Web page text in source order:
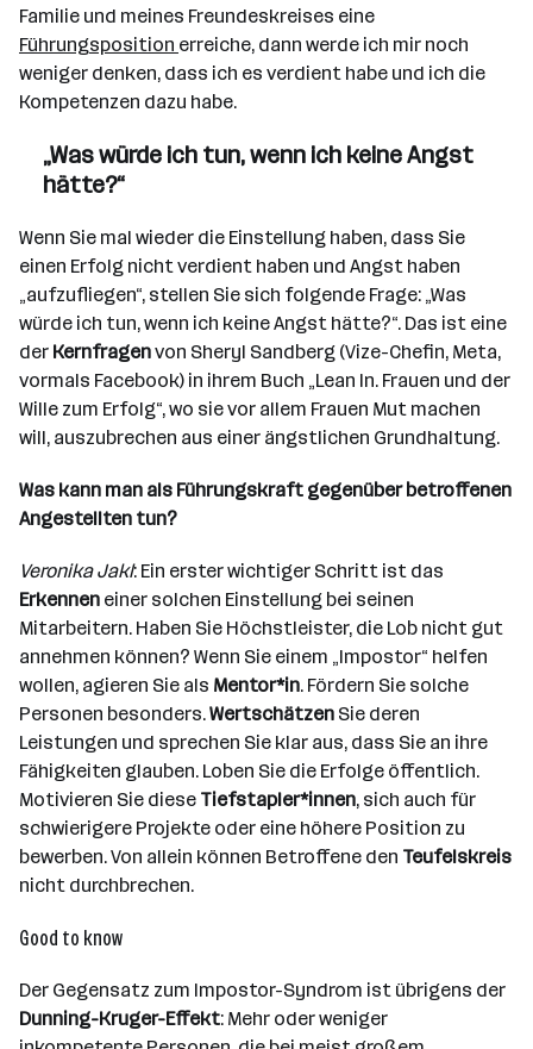
Familie und meines Freundeskreises eine
Führungsposition erreiche, dann werde ich mir noch
weniger denken, dass ich es verdient habe und ich die
Kompetenzen dazu habe.
„Was würde ich tun, wenn ich keine Angst
hätte?“
Wenn Sie mal wieder die Einstellung haben, dass Sie
einen Erfolg nicht verdient haben und Angst haben
„aufzufliegen“, stellen Sie sich folgende Frage: „Was
würde ich tun, wenn ich keine Angst hätte?“. Das ist eine
der Kernfragenvon Sheryl Sandberg (Vize-Chefin, Meta,
vormals Facebook) in ihrem Buch „Lean In. Frauen und der
Wille zum Erfolg“, wo sie vor allem Frauen Mut machen
will, auszubrechen aus einer ängstlichen Grundhaltung.
Was kann man als Führungskraft gegenüber betroffenen
Angestellten tun?
Veronika Jakl: Ein erster wichtiger Schritt ist das
Erkennen einer solchen Einstellung bei seinen
Mitarbeitern. Haben Sie Höchstleister, die Lob nicht gut
annehmen können? Wenn Sie einem „Impostor“ helfen
wollen, agieren Sie als Mentor*in. Fördern Sie solche
Personen besonders.Wertschätzen Sie deren
Leistungen und sprechen Sie klar aus, dass Sie an ihre
Fähigkeiten glauben. Loben Sie die Erfolge öffentlich.
Motivieren Sie diese Tiefstapler*innen, sich auch für
schwierigere Projekte oder eine höhere Position zu
bewerben. Von allein können Betroffene den Teufelskreis
nicht durchbrechen.
Good to know
Der Gegensatz zum Impostor-Syndrom ist übrigens der
Dunning-Kruger-Effekt: Mehr oder weniger